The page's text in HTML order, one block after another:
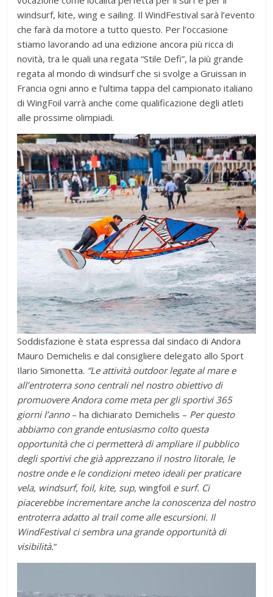
windsurf, kite, wing e sailing. Il WindFestival sarà l’evento
che farà da motore a tutto questo. Per l’occasione
stiamo lavorando ad una edizione ancora più ricca di
novità, tra le quali una regata “Stile Defi”, la più grande
regata al mondo di windsurf che si svolge a Gruissan in
Francia ogni anno e l’ultima tappa del campionato italiano
di WingFoil varrà anche come qualificazione degli atleti
alle prossime olimpiadi.
Soddisfazione è stata espressa dal sindaco di Andora
Mauro Demichelis e dal consigliere delegato allo Sport
Ilario Simonetta. “Le attività outdoor legate al mare e
all’entroterra sono centrali nel nostro obiettivo di
promuovere Andora come meta per gli sportivi 365
giorni l’anno– ha dichiarato Demichelis – Per questo
abbiamo con grande entusiasmo colto questa
opportunità che ci permetterà di ampliare il pubblico
degli sportivi che già apprezzano il nostro litorale, le
nostre onde e le condizioni meteo ideali per praticare
vela, windsurf, foil, kite, sup,wingfoil e surf. Ci
piacerebbe incrementare anche la conoscenza del nostro
entroterra adatto al trail come alle escursioni. Il
WindFestival ci sembra una grande opportunità di
visibilità.”